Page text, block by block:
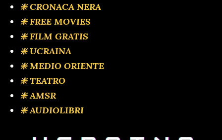
❇️ CRONACA NERA
❇️ FREE MOVIES
❇️ FILM GRATIS
❇️ UCRAINA
❇️ MEDIO ORIENTE
❇️ TEATRO
❇️ AMSR
❇️ AUDIOLIBRI